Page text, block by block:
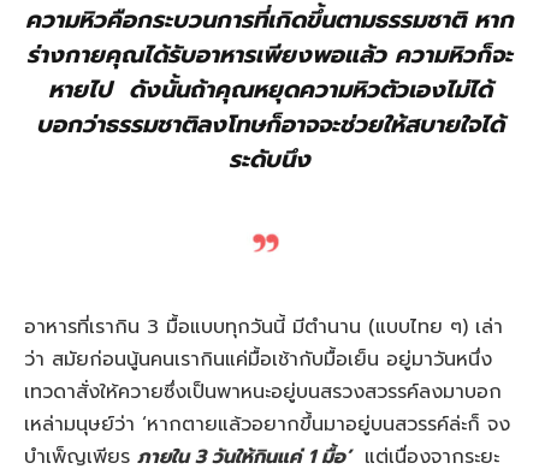
ความหิวคือกระบวนการที่เกิดขึ้นตามธรรมชาติหาก
ร่างกายคุณได้รับอาหารเพียงพอแล้ว ความหิวก็จะ
หายไป ดังนั้นถ้าคุณหยุดความหิวตัวเองไม่ได้
บอกว่าธรรมชาติลงโทษก็อาจจะช่วยให้สบายใจได้
ระดับนึง
อาหารที่เรากิน 3 มื้อแบบทุกวันนี้ มีตำนาน (แบบไทย ๆ) เล่า
ว่า สมัยก่อนนู้นคนเรากินแค่มื้อเช้ากับมื้อเย็น อยู่มาวันหนึ่ง
เทวดาสั่งให้ควายซึ่งเป็นพาหนะอยู่บนสรวงสวรรค์ลงมาบอก
เหล่ามนุษย์ว่า ‘หากตายแล้วอยากขึ้นมาอยู่บนสวรรค์ล่ะก็ จง
บำเพ็ญเพียร ภายใน 3 วันให้กินแค่ 1 มื้อ’ แต่เนื่องจากระยะ